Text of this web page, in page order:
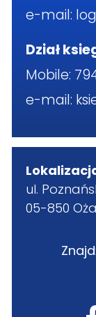
e-mail:
Dział
Mobile:
e-mail:
ul.
05-850